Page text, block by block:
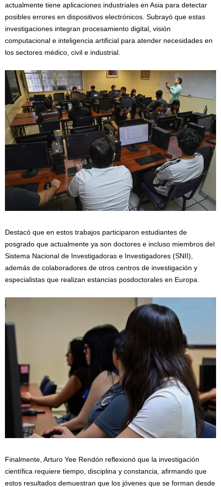
actualmente tiene aplicaciones industriales en Asia para detectar
posibles errores en dispositivos electrónicos. Subrayó que estas
investigaciones integran procesamiento digital, visión
computacional e inteligencia artificial para atender necesidades en
los sectores médico, civil e industrial.
Destacó que en estos trabajos participaron estudiantes de
posgrado que actualmente ya son doctores e incluso miembros del
Sistema Nacional de Investigadoras e Investigadores (SNII),
además de colaboradores de otros centros de investigación y
especialistas que realizan estancias posdoctorales en Europa.
Finalmente, Arturo Yee Rendón reflexionó que la investigación
científica requiere tiempo, disciplina y constancia, afirmando que
estos resultados demuestran que los jóvenes que se forman desde